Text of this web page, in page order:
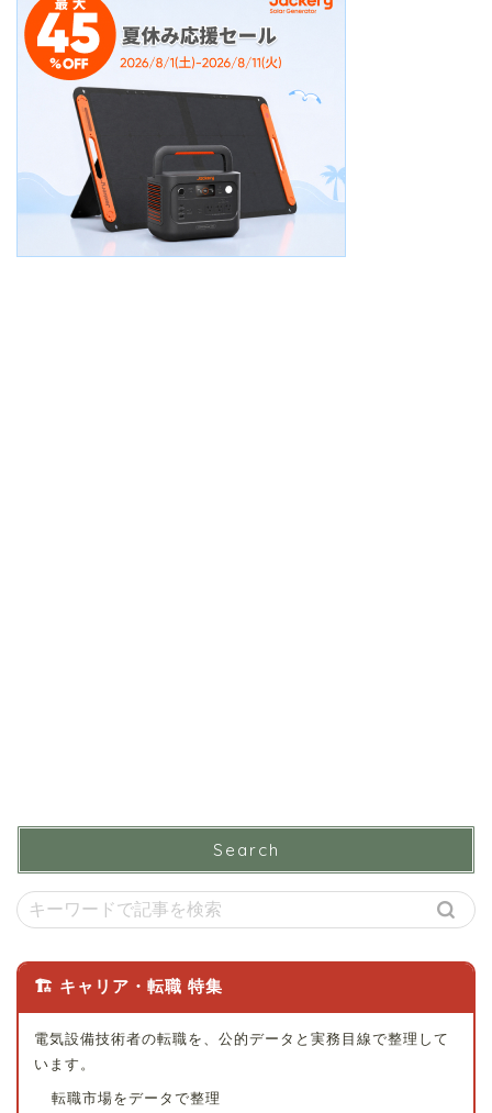
Search
🏗 キャリア・転職 特集
電気設備技術者の転職を、公的データと実務目線で整理して
います。
転職市場をデータで整理